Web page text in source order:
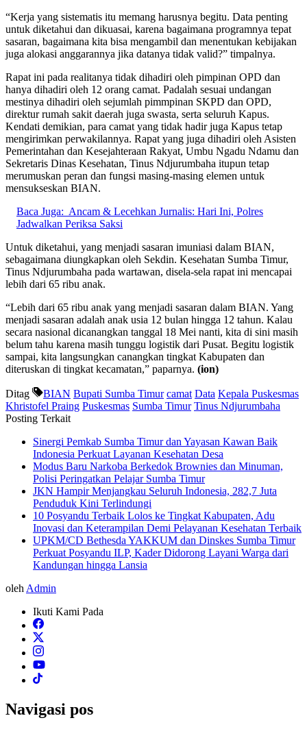
“Kerja yang sistematis itu memang harusnya begitu. Data penting
untuk diketahui dan dikuasai, karena bagaimana programnya tepat
sasaran, bagaimana kita bisa mengambil dan menentukan kebijakan
juga alokasi anggarannya jika datanya tidak valid?” timpalnya.
Rapat ini pada realitanya tidak dihadiri oleh pimpinan OPD dan
hanya dihadiri oleh 12 orang camat. Padalah sesuai undangan
mestinya dihadiri oleh sejumlah pimmpinan SKPD dan OPD,
direktur rumah sakit daerah juga swasta, serta seluruh Kapus.
Kendati demikian, para camat yang tidak hadir juga Kapus tetap
mengirimkan perwakilannya. Rapat yang juga dihadiri oleh Asisten
Pemerintahan dan Kesejahteraan Rakyat, Umbu Ngadu Ndamu dan
Sekretaris Dinas Kesehatan, Tinus Ndjurumbaha itupun tetap
merumuskan peran dan fungsi masing-masing elemen untuk
mensukseskan BIAN.
Baca Juga: Ancam & Lecehkan Jurnalis: Hari Ini, Polres
Jadwalkan Periksa Saksi
Untuk diketahui, yang menjadi sasaran imuniasi dalam BIAN,
sebagaimana diungkapkan oleh Sekdin. Kesehatan Sumba Timur,
Tinus Ndjurumbaha pada wartawan, disela-sela rapat ini mencapai
lebih dari 65 ribu anak.
“Lebih dari 65 ribu anak yang menjadi sasaran dalam BIAN. Yang
menjadi sasaran adalah anak usia 12 bulan hingga 12 tahun. Kalau
secara nasional dicanangkan tanggal 18 Mei nanti, kita di sini masih
belum tahu karena masih tunggu logistik dari Pusat. Begitu logistik
sampai, kita langsungkan canangkan tingkat Kabupaten dan
diteruskan di tingkat kecamatan,” paparnya. (ion)
Ditag BIAN Bupati Sumba Timur camat Data Kepala Puskesmas
Khristofel Praing Puskesmas Sumba Timur Tinus Ndjurumbaha
Posting Terkait
Sinergi Pemkab Sumba Timur dan Yayasan Kawan Baik
Indonesia Perkuat Layanan Kesehatan Desa
Modus Baru Narkoba Berkedok Brownies dan Minuman,
Polisi Peringatkan Pelajar Sumba Timur
JKN Hampir Menjangkau Seluruh Indonesia, 282,7 Juta
Penduduk Kini Terlindungi
10 Posyandu Terbaik Lolos ke Tingkat Kabupaten, Adu
Inovasi dan Keterampilan Demi Pelayanan Kesehatan Terbaik
UPKM/CD Bethesda YAKKUM dan Dinskes Sumba Timur
Perkuat Posyandu ILP, Kader Didorong Layani Warga dari
Kandungan hingga Lansia
oleh Admin
Ikuti Kami Pada
Navigasi pos